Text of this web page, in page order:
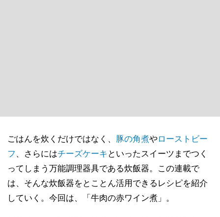
ごはんを炊くだけではなく、 豚の角煮やローストビー
フ 、さらにはチーズケーキ といったスイーツまでつく
ってしまう万能調理器具である炊飯器。この連載で
は、そんな炊飯器をとことん活用できるレシピを紹介
していく。今回は、「牛肉の赤ワイン煮」。